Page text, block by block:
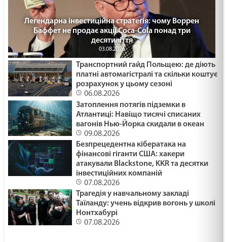
Легендарна інвестиційна стратегія: чому Воррен
Баффет не продає акції Coca-Cola понад три
десятиліття
03.08.2026
Транспортний гайд Польщею: де діють
платні автомагістралі та скільки коштує
розрахунок у цьому сезоні
06.08.2026
Затоплення потягів підземки в
Атлантиці: Навіщо тисячі списаних
вагонів Нью-Йорка скидали в океан
09.08.2026
Безпрецедентна кібератака на
фінансові гіганти США: хакери
атакували Blackstone, KKR та десятки
інвестиційних компаній
07.08.2026
Трагедія у навчальному закладі
Таїланду: учень відкрив вогонь у школі
Нонтхабурі
07.08.2026